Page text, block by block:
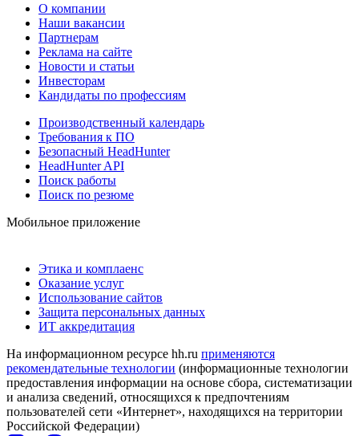
О компании
Наши вакансии
Партнерам
Реклама на сайте
Новости и статьи
Инвесторам
Кандидаты по профессиям
Производственный календарь
Требования к ПО
Безопасный HeadHunter
HeadHunter API
Поиск работы
Поиск по резюме
Мобильное приложение
Этика и комплаенс
Оказание услуг
Использование сайтов
Защита персональных данных
ИТ аккредитация
На информационном ресурсе hh.ru применяются
рекомендательные технологии (информационные технологии
предоставления информации на основе сбора, систематизации
и анализа сведений, относящихся к предпочтениям
пользователей сети «Интернет», находящихся на территории
Российской Федерации)